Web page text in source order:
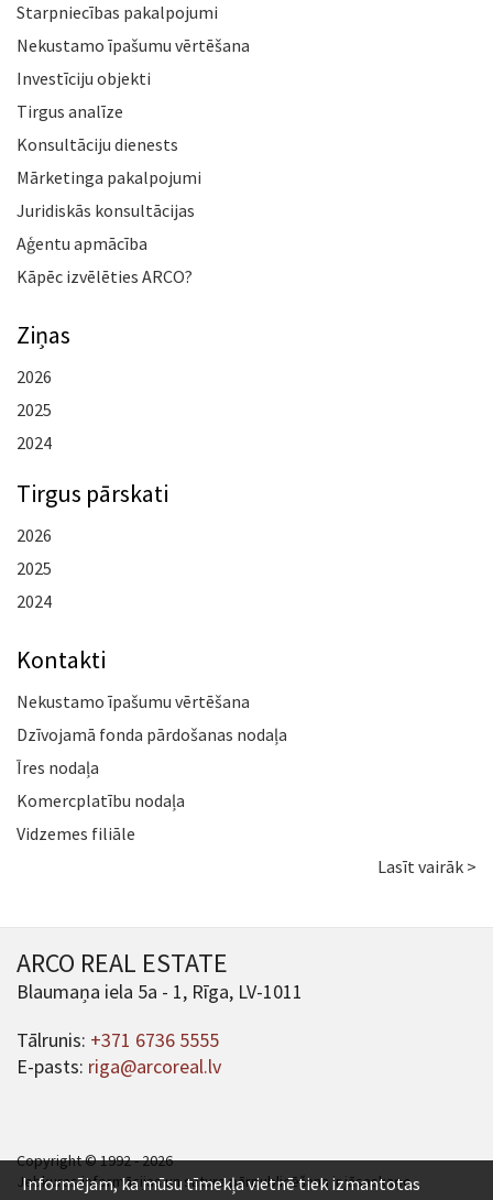
Starpniecības pakalpojumi
Nekustamo īpašumu vērtēšana
Investīciju objekti
Tirgus analīze
Konsultāciju dienests
Mārketinga pakalpojumi
Juridiskās konsultācijas
Aģentu apmācība
Kāpēc izvēlēties ARCO?
Ziņas
2026
2025
2024
Tirgus pārskati
2026
2025
2024
Kontakti
Nekustamo īpašumu vērtēšana
Dzīvojamā fonda pārdošanas nodaļa
Īres nodaļa
Komercplatību nodaļa
Vidzemes filiāle
Lasīt vairāk >
ARCO REAL ESTATE
Blaumaņa iela 5a - 1, Rīga, LV-1011
Tālrunis: +371 6736 5555
E-pasts: riga@arcoreal.lv
Copyright © 1992 - 2026
Jebkuras informācijas un satura pārpublicēšana ir jāsaskaņo.
Informējam, ka mūsu tīmekļa vietnē tiek izmantotas